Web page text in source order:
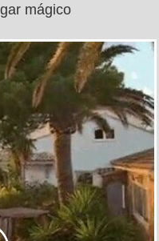
mágico